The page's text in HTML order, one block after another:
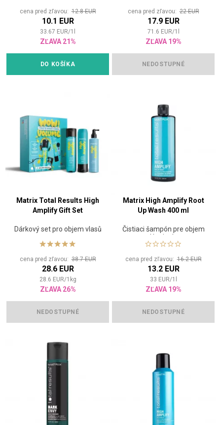
cena pred zľavou:12.8 EUR
10.1 EUR
33.67 EUR/1
ZĽAVA 21%
DO KOŠÍKA
cena pred zľavou:22 EUR
17.9 EUR
71.6 EUR/1
ZĽAVA 19%
NEDOSTUPNÉ
Matrix Total Results High
Amplify Gift Set
Dárkový set pro objem vlasů
cena pred zľavou:38.7 EUR
28.6 EUR
28.6 EUR/1 kg
ZĽAVA 26%
NEDOSTUPNÉ
Matrix High Amplify Root
Up Wash 400 ml
Čistiaci šampón pre objem
od korienkov
cena pred zľavou:16.2 EUR
13.2 EUR
33 EUR/1
ZĽAVA 19%
NEDOSTUPNÉ